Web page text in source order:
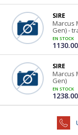
SIRE
Marcus
Gen) -
EN STOCK
SIRE
Marcus
Gen)
EN STOCK